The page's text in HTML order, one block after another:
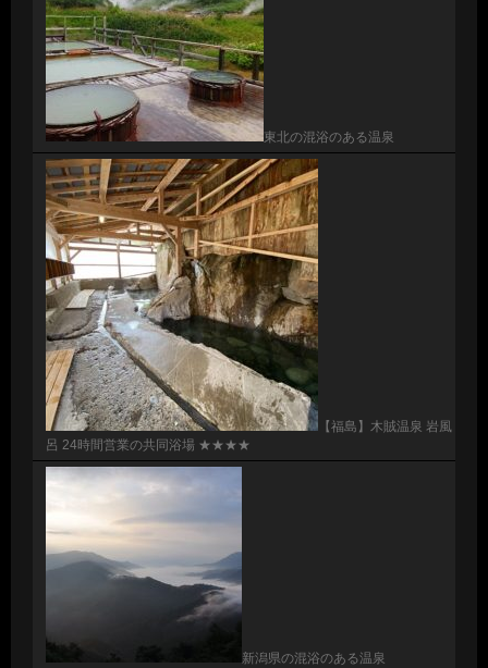
東北の混浴のある温泉
【福島】木賊温泉 岩風
呂 24時間営業の共同浴場 ★★★★
新潟県の混浴のある温泉